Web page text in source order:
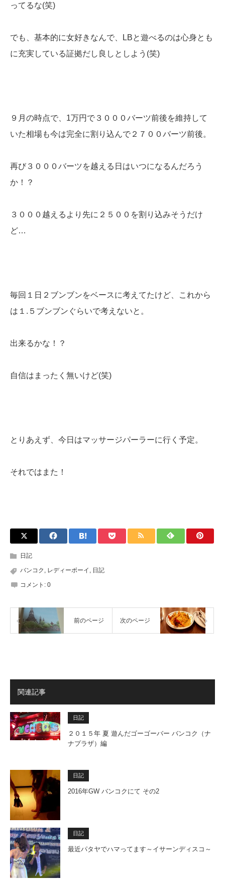
ってるな(笑)
でも、基本的に女好きなんで、LBと遊べるのは心身とも
に充実している証拠だし良しとしよう(笑)
９月の時点で、1万円で３０００バーツ前後を維持して
いた相場も今は完全に割り込んで２７００バーツ前後。
再び３０００バーツを越える日はいつになるんだろう
か！？
３０００越えるより先に２５００を割り込みそうだけ
ど…
毎回１日２ブンブンをベースに考えてたけど、これから
は１.５ブンブンぐらいで考えないと。
出来るかな！？
自信はまったく無いけど(笑)
とりあえず、今日はマッサージパーラーに行く予定。
それではまた！
日記
バンコク , レディーボーイ , 日記
コメント: 0
前のページ 次のページ
関連記事
日記
２０１５年 夏 遊んだゴーゴーバー バンコク（ナ
ナプラザ）編
日記
2016年GW バンコクにて その2
日記
最近パタヤでハマってます～イサーンディスコ～